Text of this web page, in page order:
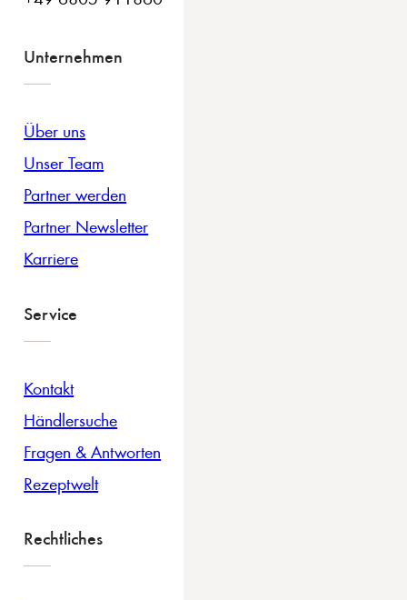
Unternehmen
Über uns
Unser Team
Partner werden
Partner Newsletter
Karriere
Service
Kontakt
Händlersuche
Fragen & Antworten
Rezeptwelt
Rechtliches